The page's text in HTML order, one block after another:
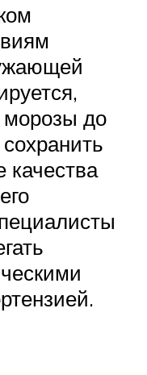
морозы до
качества